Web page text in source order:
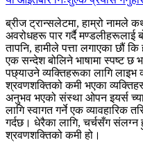
ब्रीज ट्रान्सलेटमा, हाम्रो नामले
अवरोधहरू पार गर्दै मण्डलीहरूलाई
तापनि, हामीले पत्ता लगाएका छौं
एक सन्देश बोलिने भाषामा स्पष्ट छ
पछ्याउने व्यक्तिहरूका लागि
श्रवणशक्तिको कमी भएका
अनुभव भएको संस्था ओपन इयर्स
लागि स्वागत गर्ने एक व्यावहारिक
गर्दछ। धेरैका लागि, चर्चसँग संलग्न
श्रवणशक्तिको कमी हो।